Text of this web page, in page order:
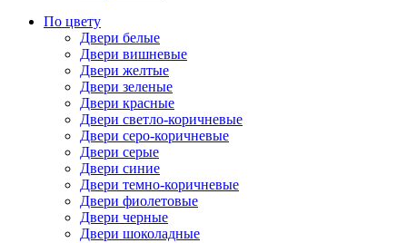
По цвету
Двери белые
Двери вишневые
Двери желтые
Двери зеленые
Двери красные
Двери светло-коричневые
Двери серо-коричневые
Двери серые
Двери синие
Двери темно-коричневые
Двери фиолетовые
Двери черные
Двери шоколадные